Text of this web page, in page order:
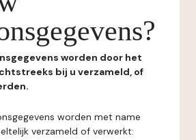
worden door het
bij u verzameld, of
worden met name
verzameld of verwerkt: